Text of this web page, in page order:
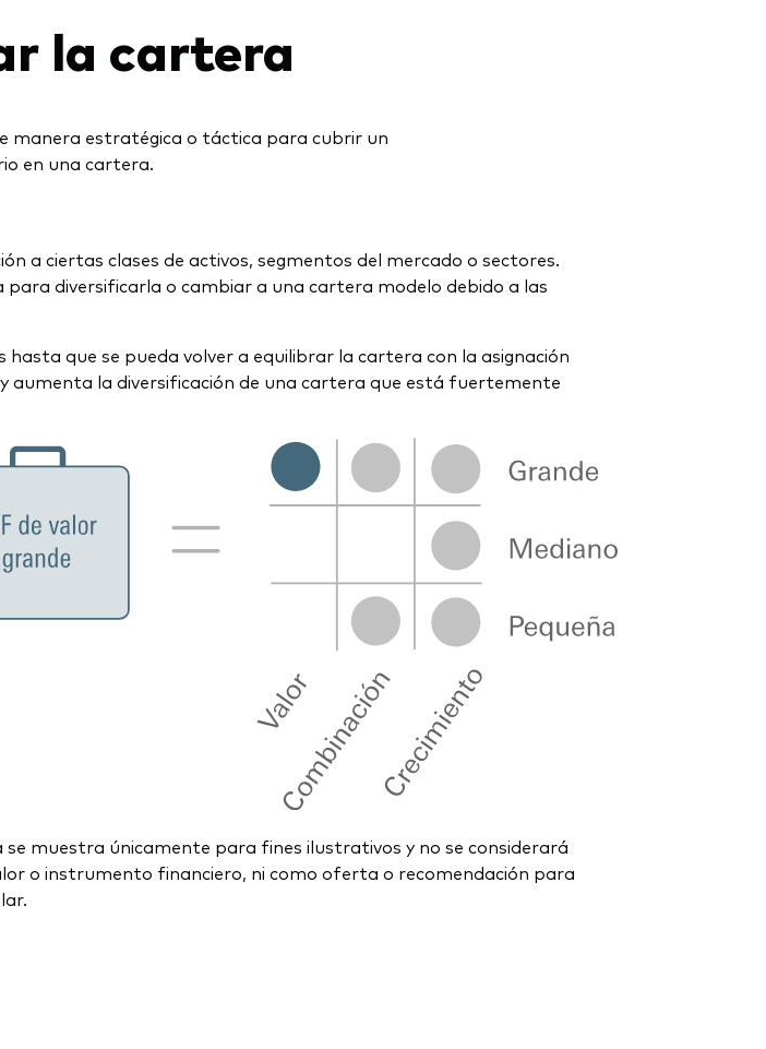
la cartera
manera estratégica o táctica para cubrir un
en una cartera.
a ciertas clases de activos, segmentos del mercado o sectores.
diversificarla o cambiar a una cartera modelo debido a las
hasta que se pueda volver a equilibrar la cartera con la asignación
aumenta la diversificación de una cartera que está fuertemente
muestra únicamente para fines ilustrativos y no se considerará
o instrumento financiero, ni como oferta o recomendación para